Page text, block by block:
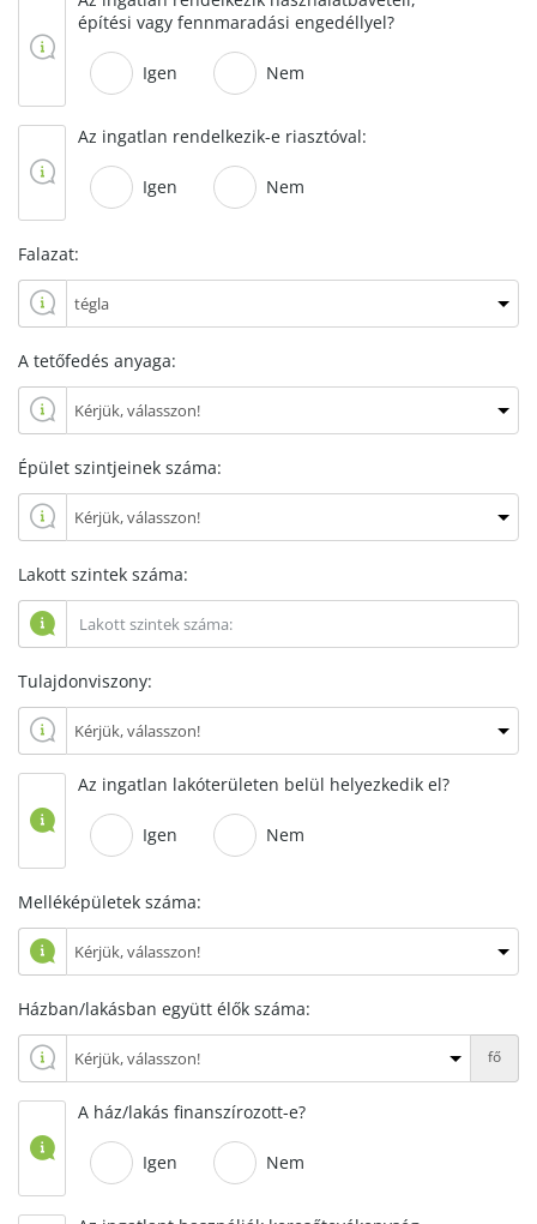
építési vagy fennmaradási engedéllyel?
Igen Nem
Az ingatlan rendelkezik-e riasztóval:
Igen Nem
Falazat:
A tetőfedés anyaga:
Épület szintjeinek száma:
Lakott szintek száma:
Tulajdonviszony:
Az ingatlan lakóterületen belül helyezkedik el?
Igen Nem
Melléképületek száma:
Házban/lakásban együtt élők száma:
fő
A ház/lakás finanszírozott-e?
Igen Nem